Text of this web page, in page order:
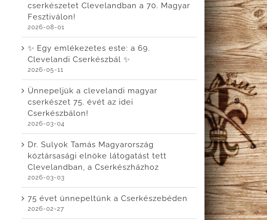
cserkészetet Clevelandban a 70. Magyar
Fesztiválon!
2026-08-01
✨ Egy emlékezetes este: a 69.
Clevelandi Cserkészbál ✨
2026-05-11
Ünnepeljük a clevelandi magyar
cserkészet 75. évét az idei
Cserkészbálon!
2026-03-04
Dr. Sulyok Tamás Magyarország
köztársasági elnöke látogatást tett
Clevelandban, a Cserkészházhoz
2026-03-03
75 évet ünnepeltünk a Cserkészebéden
2026-02-27